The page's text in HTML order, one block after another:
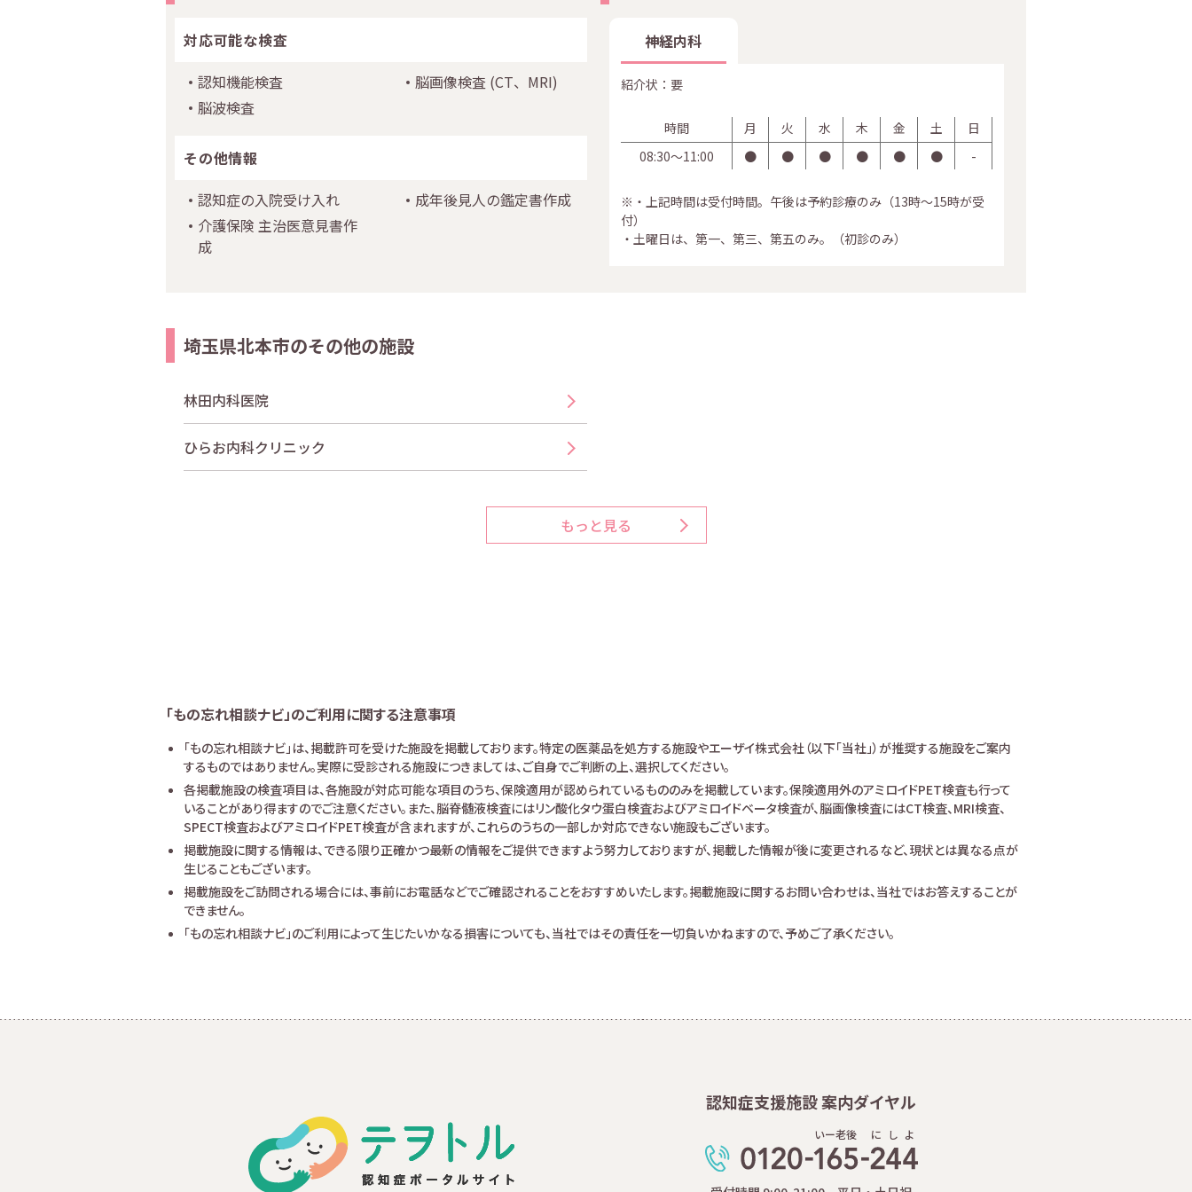
対応可能な検査
認知機能検査
脳画像検査 (CT、MRI)
脳波検査
その他情報
認知症の入院受け入れ
成年後見人の鑑定書作成
介護保険 主治医意見書作
成
神経内科
紹介状：要
時間 月 火 水 木 金 土
日
08:30〜11:00
● ● ● ● ● ● -
※・上記時間は受付時間。午後は予約診療のみ（13時～15時が受
付）
・土曜日は、第一、第三、第五のみ。（初診のみ）
埼玉県北本市のその他の施設
林田内科医院
ひらお内科クリニック
もっと見る
「もの忘れ相談ナビ」のご利用に関する注意事項
「もの忘れ相談ナビ」は、掲載許可を受けた施設を掲載しております。特定の医薬品を処方する施設やエーザイ株式会社（以下「当社」）が推奨する施設をご案内
するものではありません。実際に受診される施設につきましては、ご自身でご判断の上、選択してください。
各掲載施設の検査項目は、各施設が対応可能な項目のうち、保険適用が認められているもののみを掲載しています。保険適用外のアミロイドPET検査も行って
いることがあり得ますのでご注意ください。また、脳脊髄液検査にはリン酸化タウ蛋白検査およびアミロイドベータ検査が、脳画像検査にはCT検査、MRI検査、
SPECT検査およびアミロイドPET検査が含まれますが、これらのうちの一部しか対応できない施設もございます。
掲載施設に関する情報は、できる限り正確かつ最新の情報をご提供できますよう努力しておりますが、掲載した情報が後に変更されるなど、現状とは異なる点が
生じることもございます。
掲載施設をご訪問される場合には、事前にお電話などでご確認されることをおすすめいたします。掲載施設に関するお問い合わせは、当社ではお答えすることが
できません。
「もの忘れ相談ナビ」のご利用によって生じたいかなる損害についても、当社ではその責任を一切負いかねますので、予めご了承ください。
認知症支援施設 案内ダイヤル
いー老後 に し よ